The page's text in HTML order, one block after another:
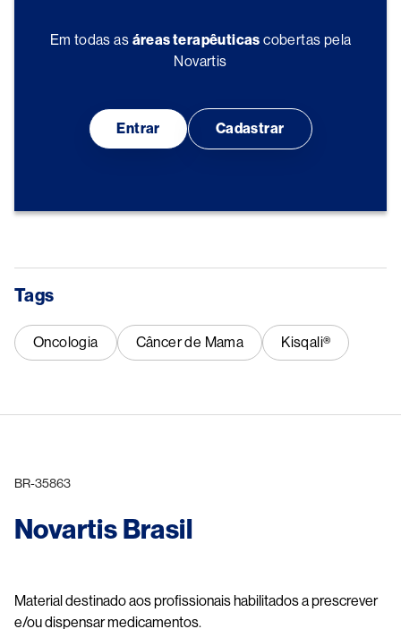
Em todas as áreas terapêuticas cobertas pela
Novartis
Entrar Cadastrar
Tags
Oncologia Câncer de Mama Kisqali®
BR-35863
Novartis Brasil
Material destinado aos profissionais habilitados a prescrever
e/ou dispensar medicamentos.